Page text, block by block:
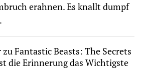
erahnen. Es knallt dumpf
Fantastic Beasts: The Secrets
die Erinnerung das Wichtigste